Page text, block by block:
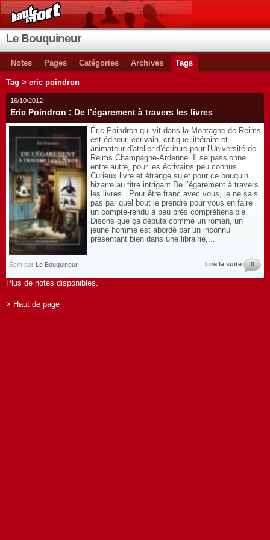
Le Bouquineur
Notes Pages Catégories Archives Tags
Tag > eric poindron
16/10/2012
Eric Poindron : De l’égarement à travers les livres
Éric Poindron qui vit dans la Montagne de Reims
est éditeur, écrivain, critique littéraire et
animateur d'atelier d'écriture pour l'Université de
Reims Champagne-Ardenne. Il se passionne
entre autre, pour les écrivains peu connus.
Curieux livre et étrange sujet pour ce bouquin
bizarre au titre intrigant De l’égarement à travers
les livres . Pour être franc avec vous, je ne sais
pas par quel bout le prendre pour vous en faire
un compte-rendu à peu près compréhensible.
Disons que ça débute comme un roman, un
jeune homme est abordé par un inconnu
présentant bien dans une librairie,...
Écrit par Le Bouquineur Lire la suite 0
Plus de notes disponibles.
> Haut de page